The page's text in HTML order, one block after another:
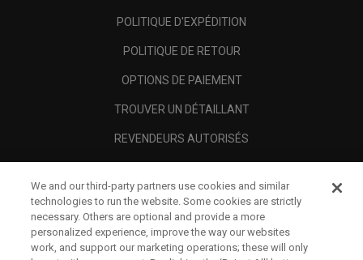
POLITIQUE D'EXPÉDITION
POLITIQUE DE RETOUR
OPTIONS DE PAIEMENT
TROUVER UN DÉTAILLANT
REVENDEURS AUTORISÉS
A PROPOS
MENTIONS LÉGALES
We and our third-party partners use cookies and similar
technologies to run the website. Some cookies are strictly
necessary. Others are optional and provide a more
personalized experience, improve the way our websites
work, and support our marketing operations; these will only